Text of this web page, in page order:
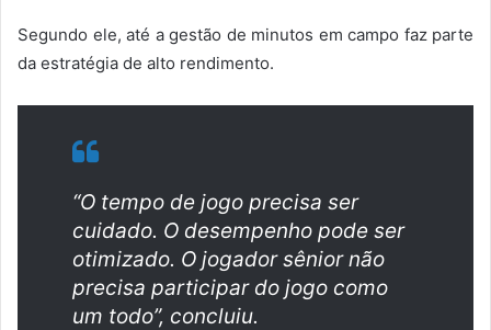
Segundo ele, até a gestão de minutos em campo faz parte
da estratégia de alto rendimento.
“O tempo de jogo precisa ser
cuidado. O desempenho pode ser
otimizado. O jogador sênior não
precisa participar do jogo como
um todo”, concluiu.